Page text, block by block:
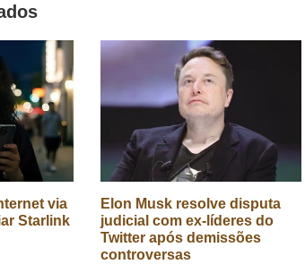
via
Starlink
Elon Musk resolve disputa
judicial com ex-líderes do
Twitter após demissões
controversas